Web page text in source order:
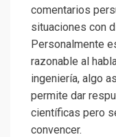
comentarios
situaciones con
Personalmente
razonable al
ingeniería, algo
permite dar
científicas pero
convencer.